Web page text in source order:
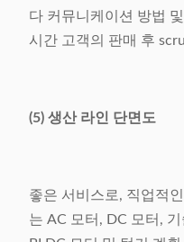
다 커뮤니케이션 방법
시간 고객의 판매 후
(5) 생산 라인 단면도
좋은 서비스로, 직업적
는 AC 모터, DC 모터,